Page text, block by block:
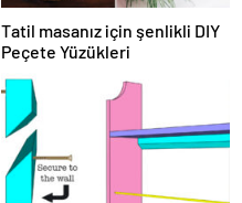
Tatil masanız için şenlikli DIY
Peçete Yüzükleri